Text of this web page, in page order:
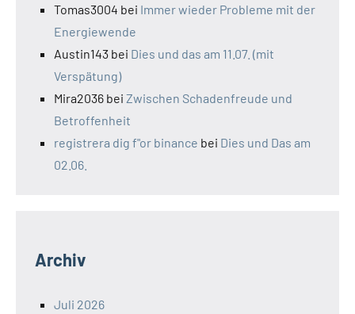
Tomas3004 bei Immer wieder Probleme mit der
Energiewende
Austin143 bei Dies und das am 11.07. (mit
Verspätung)
Mira2036 bei Zwischen Schadenfreude und
Betroffenheit
registrera dig f"or binance bei Dies und Das am
02.06.
Archiv
Juli 2026